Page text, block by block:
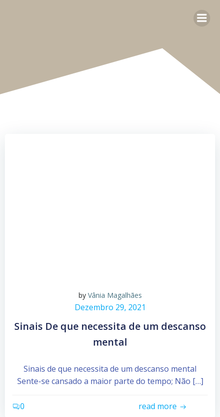
by Vânia Magalhães
Dezembro 29, 2021
Sinais De que necessita de um descanso
mental
Sinais de que necessita de um descanso mental
Sente-se cansado a maior parte do tempo; Não […]
0 read more